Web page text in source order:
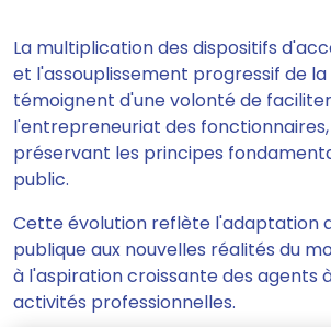
La multiplication des dispositifs
et l'assouplissement progressif de
témoignent d'une volonté de faciliter
l'entrepreneuriat des
préservant les principes
public.
Cette évolution reflète l'adaptation
publique aux nouvelles réalités du
à l'aspiration croissante des agents
activités professionnelles.